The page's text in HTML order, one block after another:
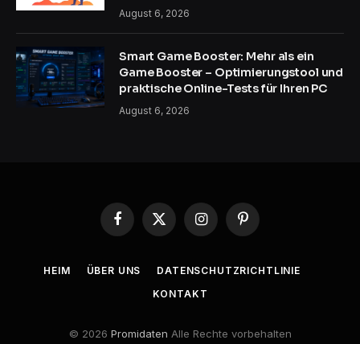
August 6, 2026
Smart Game Booster: Mehr als ein
Game Booster – Optimierungstool und
praktische Online-Tests für Ihren PC
August 6, 2026
Facebook
X
InstagramPinterest
HEIM ÜBER UNS
DATENSCHUTZRICHTLINIE
KONTAKT
© 2026 Promidaten Alle Rechte vorbehalten